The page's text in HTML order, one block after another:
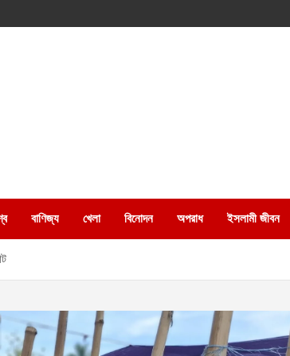
বাণিজ্য খেলা বিনোদন অপরাধ ইসলামী জীবন